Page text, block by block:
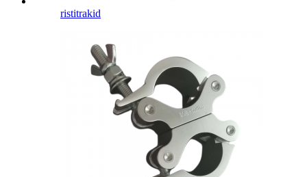
ristitrakid